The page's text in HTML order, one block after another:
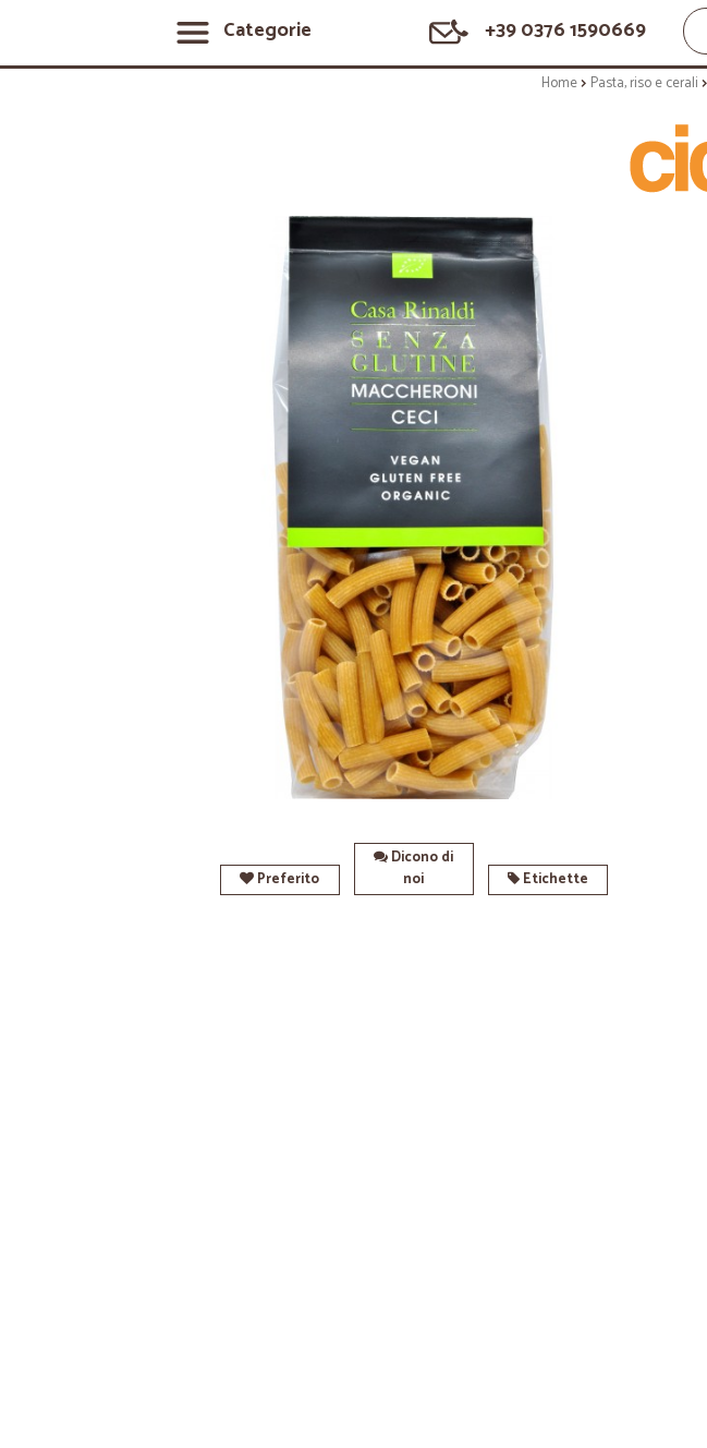
Categorie +39 0376 1590669
Home Pasta, riso e cerali
Preferito
Dicono di
noi
Etichette